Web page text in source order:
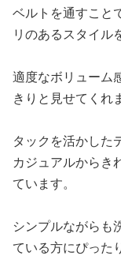
ベルトを通すこと
リのあるスタイル
適度なボリューム
きりと見せてくれ
タックを活かした
カジュアルからき
ています。
シンプルながらも
ている方にぴった